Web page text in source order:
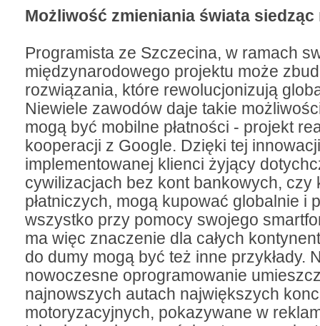
Możliwość zmieniania świata siedząc
Programista ze Szczecina, w ramach
międzynarodowego projektu może
rozwiązania, które rewolucjonizują
Niewiele zawodów daje takie
mogą być mobilne płatności - projekt
kooperacji z Google. Dzięki tej innowacji
implementowanej klienci żyjący
cywilizacjach bez kont bankowych, czy
płatniczych, mogą kupować globalnie i
wszystko przy pomocy swojego
ma więc znaczenie dla całych
do dumy mogą być też inne przykłady.
nowoczesne oprogramowanie
najnowszych autach największych
motoryzacyjnych, pokazywane w